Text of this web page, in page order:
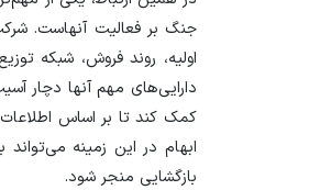
جنگ بر فعالیت آنهاست.
اولیه، روند فروش، شبکه
دارایی‌های مهم آنها دچار
کمک کند تا بر اساس اطلاعات
ابهام در این زمینه
بازگشایی منجر شود.